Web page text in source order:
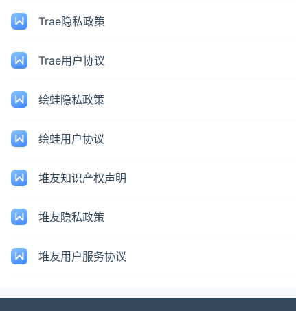
Trae隐私政策
Trae用户协议
绘蛙隐私政策
绘蛙用户协议
堆友知识产权声明
堆友隐私政策
堆友用户服务协议